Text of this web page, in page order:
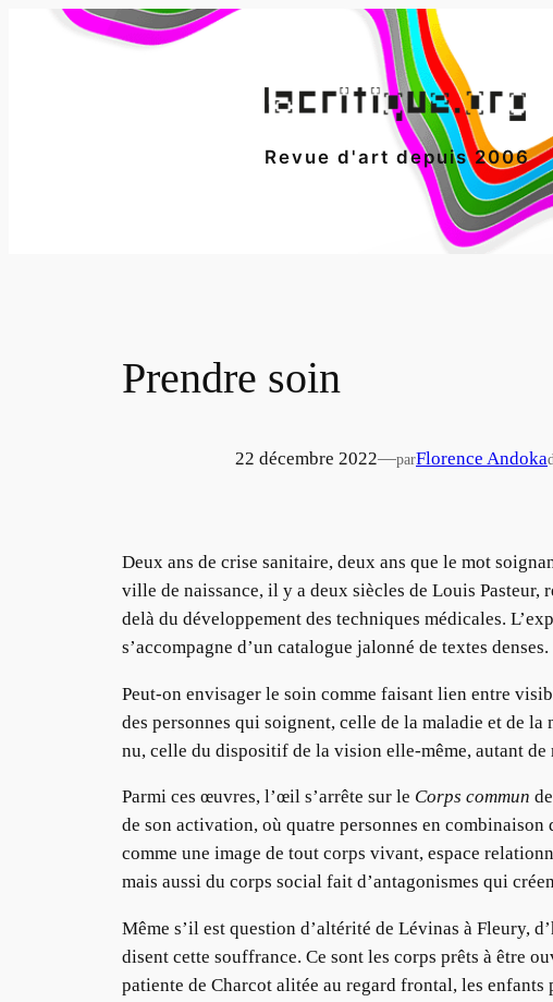
Revue d'art depuis 2006
Prendre soin
22 décembre 2022—parFlorence Andoka
Deux ans de crise sanitaire, deux ans que le mot
ville de naissance, il y a deux siècles de Louis Pasteur,
delà du développement des techniques médicales.
s’accompagne d’un catalogue jalonné de textes denses.
Peut-on envisager le soin comme faisant lien entre
des personnes qui soignent, celle de la maladie et de
nu, celle du dispositif de la vision elle-même, autant
Parmi ces œuvres, l’œil s’arrête sur le Corps commun
de son activation, où quatre personnes en
comme une image de tout corps vivant, espace
mais aussi du corps social fait d’antagonismes qui
Même s’il est question d’altérité de Lévinas à Fleury,
disent cette souffrance. Ce sont les corps prêts à être
patiente de Charcot alitée au regard frontal, les